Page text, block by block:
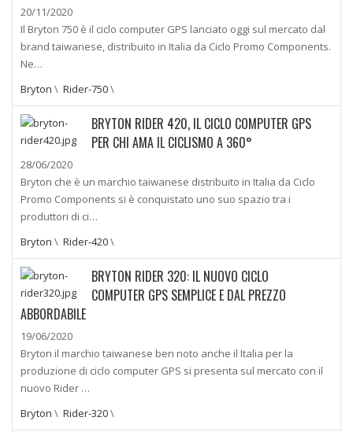
20/11/2020
Il Bryton 750 è il ciclo computer GPS lanciato oggi sul mercato dal
brand taiwanese, distribuito in Italia da Ciclo Promo Components.
Ne…
Bryton \ Rider-750\
BRYTON RIDER 420, IL CICLO COMPUTER GPS
PER CHI AMA IL CICLISMO A 360°
28/06/2020
Bryton che è un marchio taiwanese distribuito in Italia da Ciclo
Promo Components si è conquistato uno suo spazio tra i
produttori di ci…
Bryton \ Rider-420\
BRYTON RIDER 320: IL NUOVO CICLO
COMPUTER GPS SEMPLICE E DAL PREZZO
ABBORDABILE
19/06/2020
Bryton il marchio taiwanese ben noto anche il Italia per la
produzione di ciclo computer GPS si presenta sul mercato con il
nuovo Rider …
Bryton \ Rider-320\